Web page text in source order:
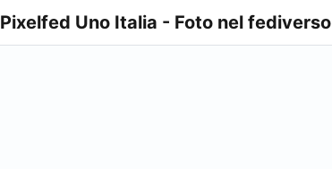
Pixelfed Uno Italia - Foto nel fediverso